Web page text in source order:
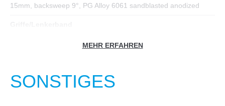
Shimano HG200-9, 11-36T
Shimano BB-UN101
15mm, backsweep 9°, PG Alloy 6061 sandblasted anodized
and 90mm-19/21", 3D forged alloy 6061
MEHR ERFAHREN
SONSTIGES